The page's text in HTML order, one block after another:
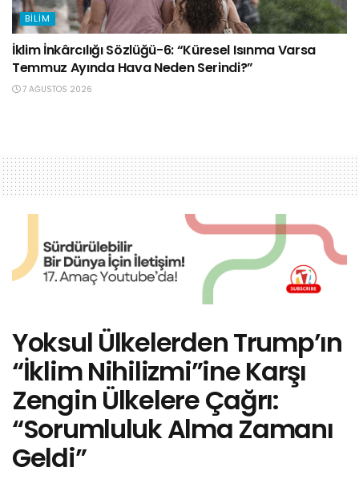
BILIM
İklim İnkârcılığı Sözlüğü-6: “Küresel Isınma Varsa
Temmuz Ayında Hava Neden Serindi?”
7 AĞUSTOS 2026
Yoksul Ülkelerden Trump’ın
“İklim Nihilizmi”ine Karşı
Zengin Ülkelere Çağrı:
“Sorumluluk Alma Zamanı
Geldi”